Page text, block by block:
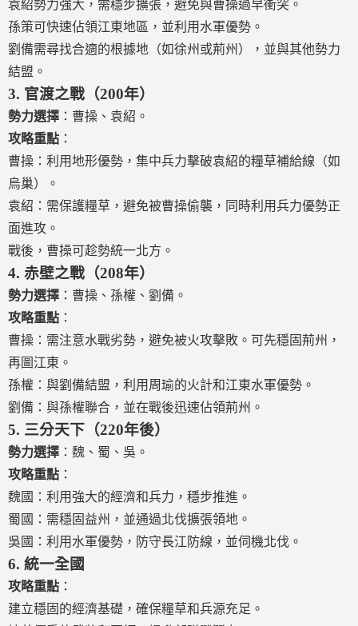
袁紹勢力強大，需穩步擴張，避免與曹操過早衝突。
孫策可快速佔領江東地區，並利用水軍優勢。
劉備需尋找合適的根據地（如徐州或荊州），並與其他勢力
結盟。
3. 官渡之戰（200年）
勢力選擇 ：曹操、袁紹。
攻略重點 ：
曹操：利用地形優勢，集中兵力擊破袁紹的糧草補給線（如
烏巢）。
袁紹：需保護糧草，避免被曹操偷襲，同時利用兵力優勢正
面進攻。
戰後，曹操可趁勢統一北方。
4. 赤壁之戰（208年）
勢力選擇 ：曹操、孫權、劉備。
攻略重點 ：
曹操：需注意水戰劣勢，避免被火攻擊敗。可先穩固荊州，
再圖江東。
孫權：與劉備結盟，利用周瑜的火計和江東水軍優勢。
劉備：與孫權聯合，並在戰後迅速佔領荊州。
5. 三分天下（220年後）
勢力選擇 ：魏、蜀、吳。
攻略重點 ：
魏國：利用強大的經濟和兵力，穩步推進。
蜀國：需穩固益州，並通過北伐擴張領地。
吳國：利用水軍優勢，防守長江防線，並伺機北伐。
6. 統一全國
攻略重點 ：
建立穩固的經濟基礎，確保糧草和兵源充足。